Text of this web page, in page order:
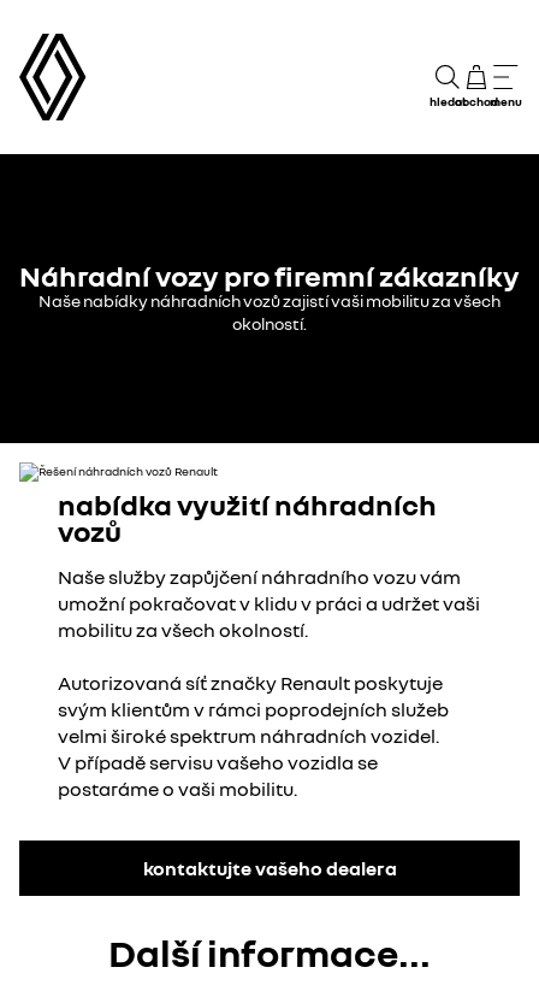
hledatobchodmenu
Náhradní vozy pro firemní zákazníky
Naše nabídky náhradních vozů zajistí vaši mobilitu za všech
okolností.
nabídka využití náhradních
vozů
Naše služby zapůjčení náhradního vozu vám
umožní pokračovat v klidu v práci a udržet vaši
mobilitu za všech okolností.
Autorizovaná síť značky Renault poskytuje
svým klientům v rámci poprodejních služeb
velmi široké spektrum náhradních vozidel.
V případě servisu vašeho vozidla se
postaráme o vaši mobilitu.
kontaktujte vašeho dealera
Další informace...